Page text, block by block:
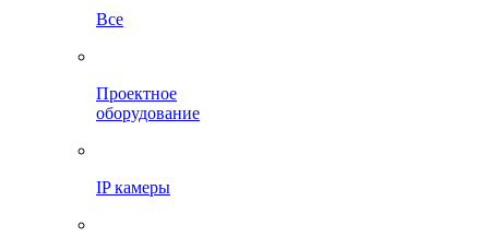
Все
Проектное
оборудование
IP камеры